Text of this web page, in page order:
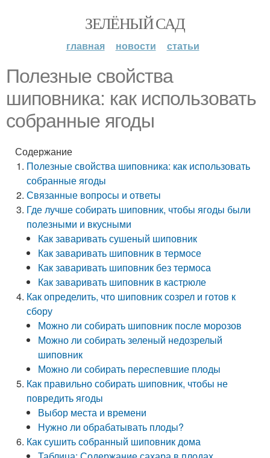
ЗЕЛЁНЫЙ САД
главная новости статьи
Полезные свойства
шиповника: как использовать
собранные ягоды
Содержание
Полезные свойства шиповника: как использовать
собранные ягоды
Связанные вопросы и ответы
Где лучше собирать шиповник, чтобы ягоды были
полезными и вкусными
Как заваривать сушеный шиповник
Как заваривать шиповник в термосе
Как заваривать шиповник без термоса
Как заваривать шиповник в кастрюле
Как определить, что шиповник созрел и готов к
сбору
Можно ли собирать шиповник после морозов
Можно ли собирать зеленый недозрелый
шиповник
Можно ли собирать переспевшие плоды
Как правильно собирать шиповник, чтобы не
повредить ягоды
Выбор места и времени
Нужно ли обрабатывать плоды?
Как сушить собранный шиповник дома